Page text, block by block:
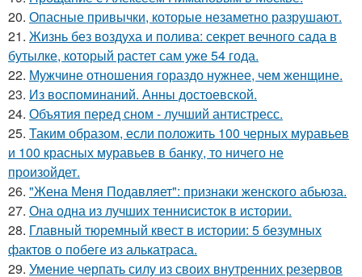
20. Опасные привычки, которые незаметно разрушают.
21. Жизнь без воздуха и полива: секрет вечного сада в
бутылке, который растет сам уже 54 года.
22. Мужчине отношения гораздо нужнее, чем женщине.
23. Из воспоминаний. Анны достоевской.
24. Объятия перед сном - лучший антистресс.
25. Таким образом, если положить 100 черных муравьев
и 100 красных муравьев в банку, то ничего не
произойдет.
26. "Жена Меня Подавляет": признаки женского абьюза.
27. Она одна из лучших теннисисток в истории.
28. Главный тюремный квест в истории: 5 безумных
фактов о побеге из алькатраса.
29. Умение черпать силу из своих внутренних резервов